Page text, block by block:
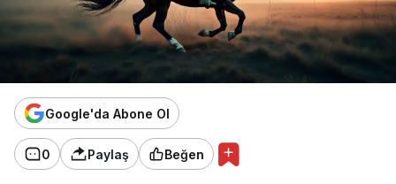
Google'da Abone Ol
0 Paylaş Beğen